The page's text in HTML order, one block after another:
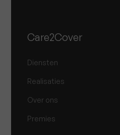
Care2Cover
Diensten
Realisaties
Over ons
Premies